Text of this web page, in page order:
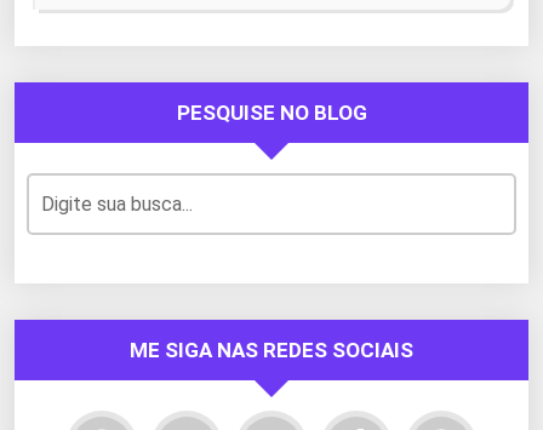
PESQUISE NO BLOG
ME SIGA NAS REDES SOCIAIS